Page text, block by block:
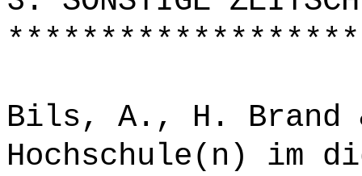
Bils, A., H. Brand
Hochschule(n) im